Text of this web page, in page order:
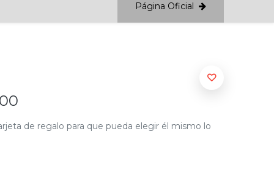
Página Oficial
de regalo para que pueda elegir él mismo lo